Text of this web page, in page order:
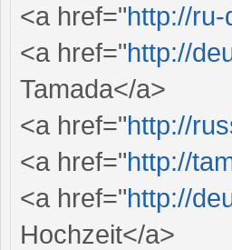
<a href="http://
<a href="http://
Tamada</a>
<a href="http://
<a href="http://
<a href="http://
Hochzeit</a>